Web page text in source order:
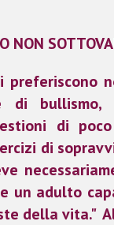
NON
bullismo,
di
di
un adulto
della vita."